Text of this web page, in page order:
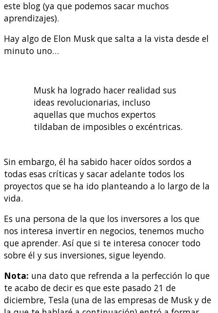
este blog (ya que podemos sacar muchos
aprendizajes).
Hay algo de Elon Musk que salta a la vista desde el
minuto uno…
Musk ha logrado hacer realidad sus
ideas revolucionarias, incluso
aquellas que muchos expertos
tildaban de imposibles o excéntricas.
Sin embargo, él ha sabido hacer oídos sordos a
todas esas críticas y sacar adelante todos los
proyectos que se ha ido planteando a lo largo de la
vida.
Es una persona de la que los inversores a los que
nos interesa invertir en negocios, tenemos mucho
que aprender. Así que si te interesa conocer todo
sobre él y sus inversiones, sigue leyendo.
Nota: una dato que refrenda a la perfección lo que
te acabo de decir es que este pasado 21 de
diciembre, Tesla (una de las empresas de Musk y de